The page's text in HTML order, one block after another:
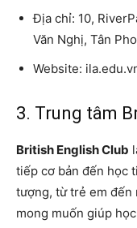
Địa chỉ: 10,
Văn Nghị, Tân
Website:
3. Trung tâm
British English Club
tiếp cơ bản đến học
tượng, từ trẻ em đến
mong muốn giúp